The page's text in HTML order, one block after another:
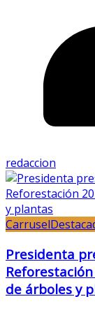
redaccion
Carrusel
Presidenta
de árboles y